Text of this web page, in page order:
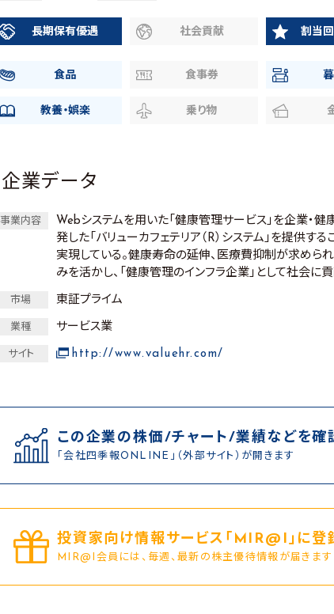
長期保有優遇 社会貢献 割当回
食品 食事券
教養・娯楽 乗り物
企業データ
事業内容
Webシステムを用いた「健康管理サービス」を企業・
発した「バリューカフェテリア（R）システム」を提供す
実現している。健康寿命の延伸、医療費抑制が求めら
みを活かし、「健康管理のインフラ企業」として社会に
市場 東証プライム
業種 サービス業
サイト http://www.valuehr.com/
この企業の株価/チャート/業績などを確
「会社四季報ONLINE」（外部サイト）が開きます
投資家向け情報サービス｢MIR@I｣に登録
MIR@I会員には、毎週、最新の株主優待情報が届きます